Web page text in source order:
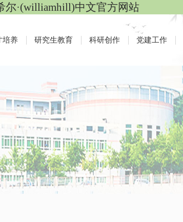
尔·(williamhill)中文官方网站
培养 研究生教育 科研创作 党建工作